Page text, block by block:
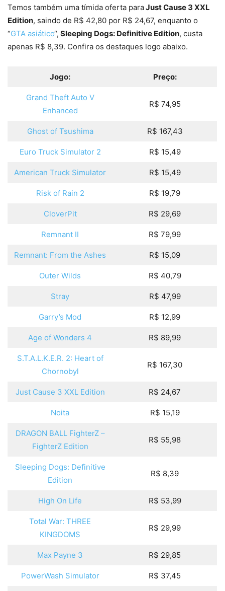
Temos também uma tímida oferta paraJust Cause 3 XXL
Edition, saindo de R$ 42,80 por R$ 24,67, enquanto o
“GTA asiático“, Sleeping Dogs: Definitive Edition, custa
apenas R$ 8,39. Confira os destaques logo abaixo.
Jogo: Preço:
Grand Theft Auto V
Enhanced
R$ 74,95
Ghost of Tsushima R$ 167,43
Euro Truck Simulator 2 R$ 15,49
American Truck Simulator R$ 15,49
Risk of Rain 2 R$ 19,79
CloverPit R$ 29,69
Remnant II R$ 79,99
Remnant: From the Ashes R$ 15,09
Outer Wilds R$ 40,79
Stray R$ 47,99
Garry’s Mod R$ 12,99
Age of Wonders 4 R$ 89,99
S.T.A.L.K.E.R. 2: Heart of
Chornobyl
R$ 167,30
Just Cause 3 XXL Edition R$ 24,67
Noita R$ 15,19
DRAGON BALL FighterZ –
FighterZ Edition
R$ 55,98
Sleeping Dogs: Definitive
Edition
R$ 8,39
High On Life R$ 53,99
Total War: THREE
KINGDOMS
R$ 29,99
Max Payne 3 R$ 29,85
PowerWash Simulator R$ 37,45